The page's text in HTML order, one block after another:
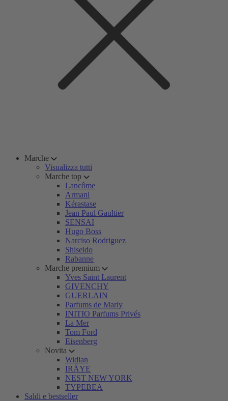
Marche
Visualizza tutti
Marche top
Lancôme
Armani
Kérastase
Jean Paul Gaultier
SENSAI
Hugo Boss
Narciso Rodriguez
Shiseido
Rabanne
Marche premium
Yves Saint Laurent
GIVENCHY
GUERLAIN
Parfums de Marly
INITIO Parfums Privés
La Mer
Tom Ford
Eisenberg
Novita
Widian
IRÄYE
NEST NEW YORK
TYPEBEA
Saldi e bestseller